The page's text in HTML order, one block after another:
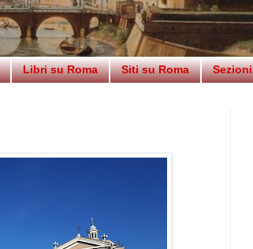
Libri su Roma Siti su Roma Sezioni